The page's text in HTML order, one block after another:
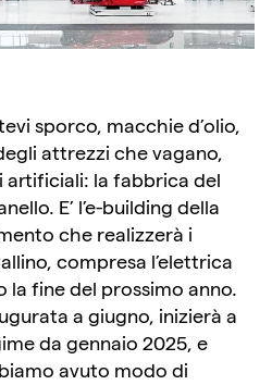
sporco, macchie d’olio,
attrezzi che vagano,
artificiali: la fabbrica del
E’ l’e-building della
che realizzerà i
compresa l’elettrica
la fine del prossimo anno.
a giugno, inizierà a
da gennaio 2025, e
avuto modo di